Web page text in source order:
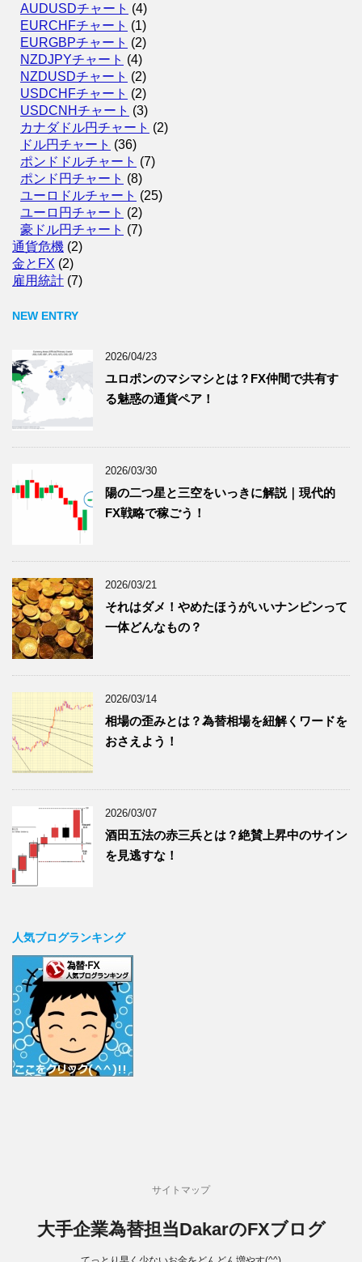
AUDUSDチャート (4)
EURCHFチャート (1)
EURGBPチャート (2)
NZDJPYチャート (4)
NZDUSDチャート (2)
USDCHFチャート (2)
USDCNHチャート (3)
カナダドル円チャート (2)
ドル円チャート (36)
ポンドドルチャート (7)
ポンド円チャート (8)
ユーロドルチャート (25)
ユーロ円チャート (2)
豪ドル円チャート (7)
通貨危機 (2)
金とFX (2)
雇用統計 (7)
NEW ENTRY
2026/04/23
ユロポンのマシマシとは？FX仲間で共有す
る魅惑の通貨ペア！
2026/03/30
陽の二つ星と三空をいっきに解説｜現代的
FX戦略で稼ごう！
2026/03/21
それはダメ！やめたほうがいいナンピンって
一体どんなもの？
2026/03/14
相場の歪みとは？為替相場を紐解くワードを
おさえよう！
2026/03/07
酒田五法の赤三兵とは？絶賛上昇中のサイン
を見逃すな！
人気ブログランキング
サイトマップ
大手企業為替担当DakarのFXブログ